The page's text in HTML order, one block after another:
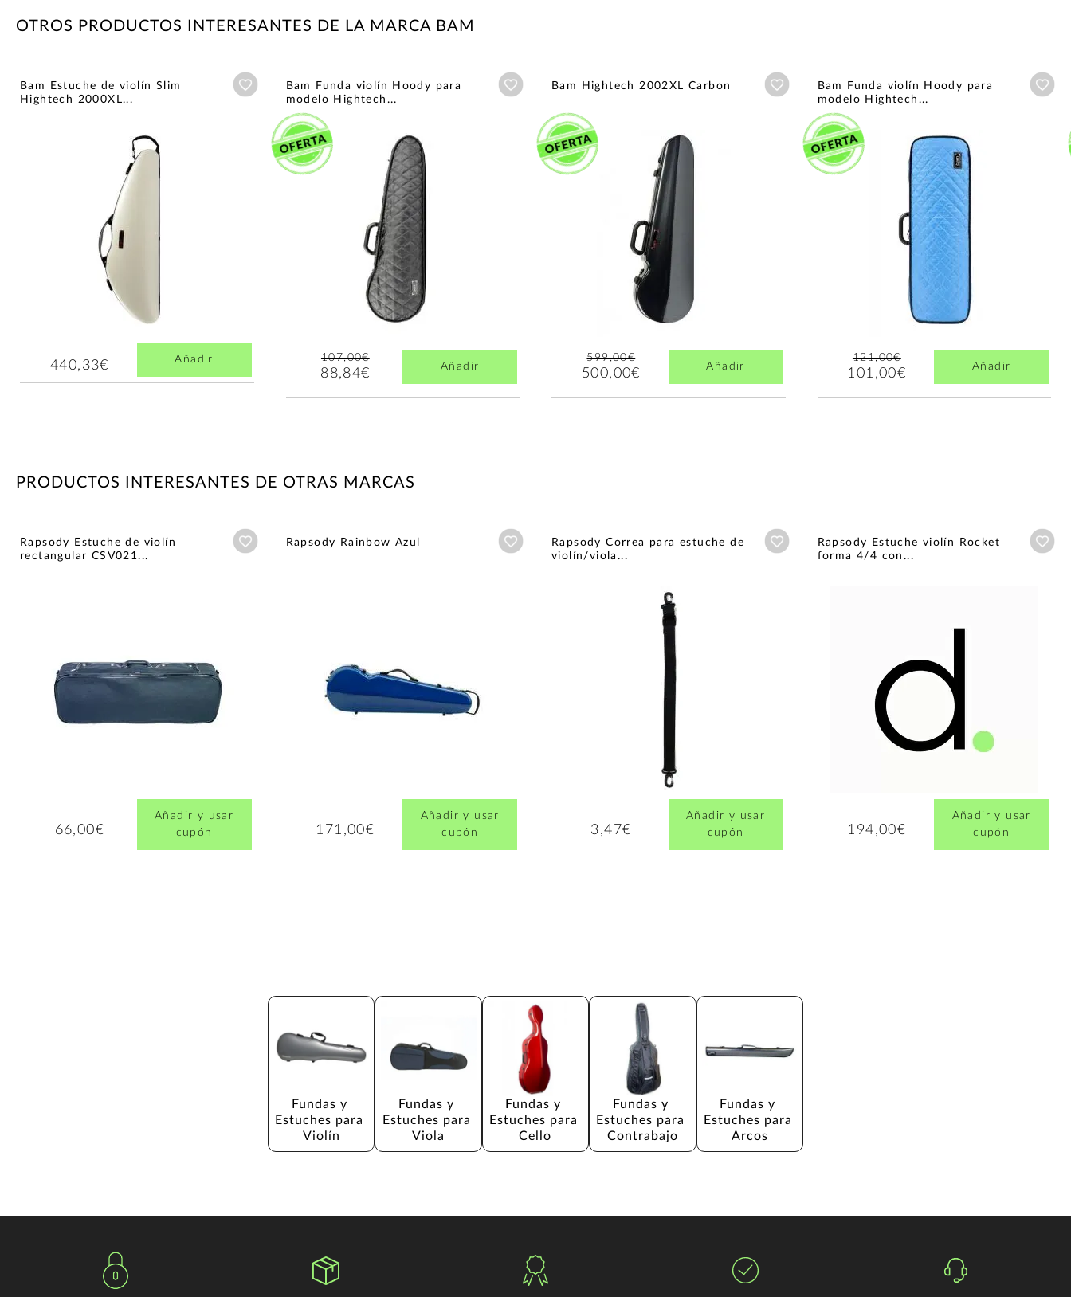
OTROS PRODUCTOS INTERESANTES DE LA MARCA BAM
Bam Estuche de violín Slim
Hightech 2000XL...
Añadir a wishlist
440,33€ Añadir
Bam Funda violín Hoody para
modelo Hightech...
Añadir a wishlist
107,00€
88,84€ Añadir
Bam Hightech 2002XL Carbon Añadir a wishlist
599,00€
500,00€ Añadir
Bam Funda violín Hoody para
modelo Hightech...
121,00€
101,00€ Añadir
PRODUCTOS INTERESANTES DE OTRAS MARCAS
Rapsody Estuche de violín
rectangular CSV021...
Añadir a wishlist
66,00€
Añadir y usar
cupón
Rapsody Rainbow Azul Añadir a wishlist
171,00€
Añadir y usar
cupón
Rapsody Correa para estuche de
violín/viola...
Añadir a wishlist
3,47€
Añadir y usar
cupón
Rapsody Estuche violín Rocket
forma 4/4 con...
194,00€
Añadir y usar
cupón
Fundas y
Estuches para
Violín
Fundas y
Estuches para
Viola
Fundas y
Estuches para
Cello
Fundas y
Estuches para
Contrabajo
Fundas y
Estuches para
Arcos